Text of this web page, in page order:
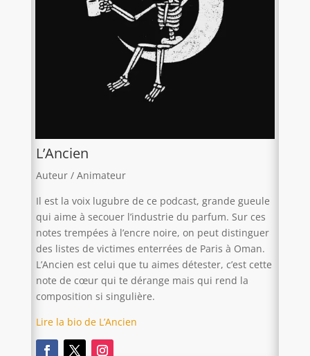
L’Ancien
Auteur / Animateur
Il est la voix lugubre de ce podcast, grande gueule
qui aime à secouer l’industrie du parfum. Sur ces
notes trempées à l’encre noire, on peut distinguer
des listes de victimes enterrées de Paris à Oman.
L’Ancien est celui que tu aimes détester, c’est cette
note de cœur qui te dérange mais qui rend la
composition si singulière.
Lire la bio de L’Ancien